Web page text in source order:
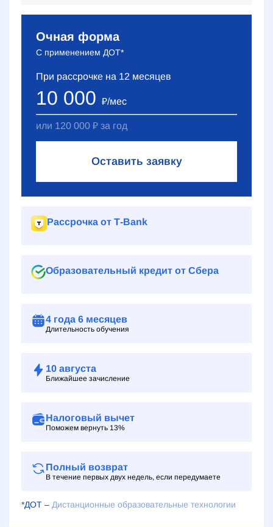
Очная форма
С применением ДОТ*
При рассрочке на 12 месяцев
10 000 ₽/мес
или 120 000 ₽ за год
Оставить заявку
Рассрочка от Т‑Bank
Образовательный кредит от Сбера
4 года 6 месяцев
Длительность обучения
10 августа
Ближайшее зачисление
Налоговый вычет
Поможем вернуть 13%
Полный возврат
В течение первых двух недель, если передумаете
*ДОТ – Дистанционные образовательные технологии